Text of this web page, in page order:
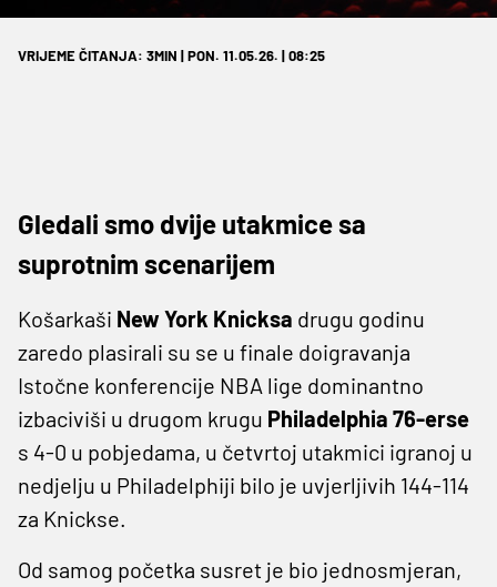
VRIJEME ČITANJA: 3MIN | PON. 11.05.26. | 08:25
Gledali smo dvije utakmice sa
suprotnim scenarijem
Košarkaši New York Knicksa drugu godinu
zaredo plasirali su se u finale doigravanja
Istočne konferencije NBA lige dominantno
izbaciviši u drugom krugu Philadelphia 76-erse
s 4-0 u pobjedama, u četvrtoj utakmici igranoj u
nedjelju u Philadelphiji bilo je uvjerljivih 144-114
za Knickse.
Od samog početka susret je bio jednosmjeran,